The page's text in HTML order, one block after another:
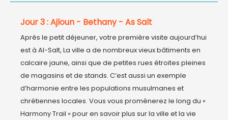
Jour 3 : Ajloun - Bethany - As Salt
Après le petit déjeuner, votre première visite aujourd’hui
est à Al-Salt, La ville a de nombreux vieux bâtiments en
calcaire jaune, ainsi que de petites rues étroites pleines
de magasins et de stands. C’est aussi un exemple
d’harmonie entre les populations musulmanes et
chrétiennes locales. Vous vous promènerez le long du «
Harmony Trail » pour en savoir plus sur la ville et la vie